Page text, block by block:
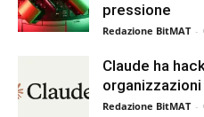
pressione
Redazione BitMAT -
Claude ha
organizzazioni
Redazione BitMAT -